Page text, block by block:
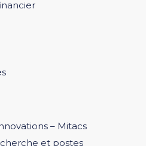
– Mitacs
et postes